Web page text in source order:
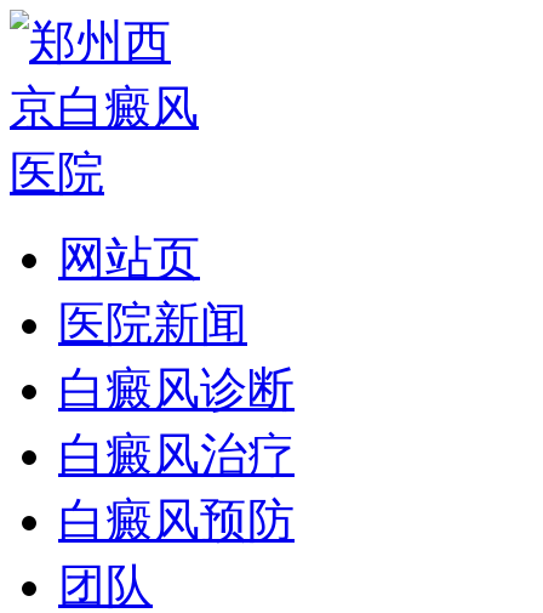
网站页
医院新闻
白癜风诊断
白癜风治疗
白癜风预防
团队